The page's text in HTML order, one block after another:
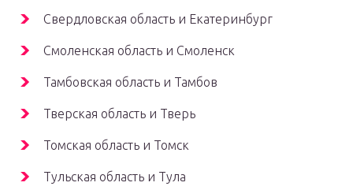
Свердловская область и Екатеринбург
Смоленская область и Смоленск
Тамбовская область и Тамбов
Тверская область и Тверь
Томская область и Томск
Тульская область и Тула